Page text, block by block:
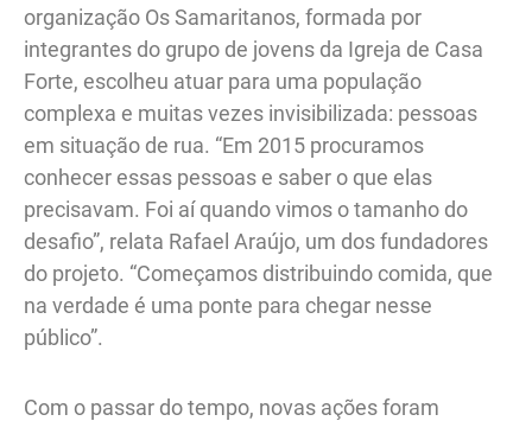
organização Os Samaritanos, formada por
integrantes do grupo de jovens da Igreja de Casa
Forte, escolheu atuar para uma população
complexa e muitas vezes invisibilizada: pessoas
em situação de rua. “Em 2015 procuramos
conhecer essas pessoas e saber o que elas
precisavam. Foi aí quando vimos o tamanho do
desafio”, relata Rafael Araújo, um dos fundadores
do projeto. “Começamos distribuindo comida, que
na verdade é uma ponte para chegar nesse
público”.
Com o passar do tempo, novas ações foram